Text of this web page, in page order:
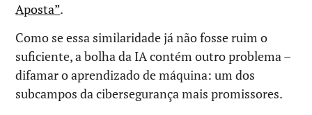
Aposta”.
Como se essa similaridade já não fosse ruim o
suficiente, a bolha da IA contém outro problema –
difamar o aprendizado de máquina: um dos
subcampos da cibersegurança mais promissores.